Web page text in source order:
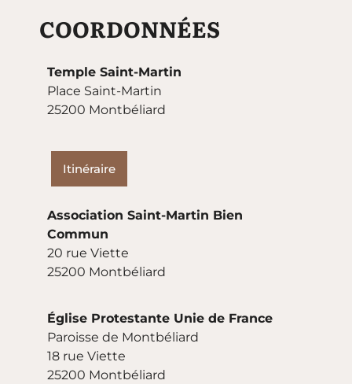
COORDONNÉES
Temple Saint-Martin
Place Saint-Martin
25200 Montbéliard
Itinéraire
Association Saint-Martin Bien
Commun
20 rue Viette
25200 Montbéliard
Église Protestante Unie de France
Paroisse de Montbéliard
18 rue Viette
25200 Montbéliard